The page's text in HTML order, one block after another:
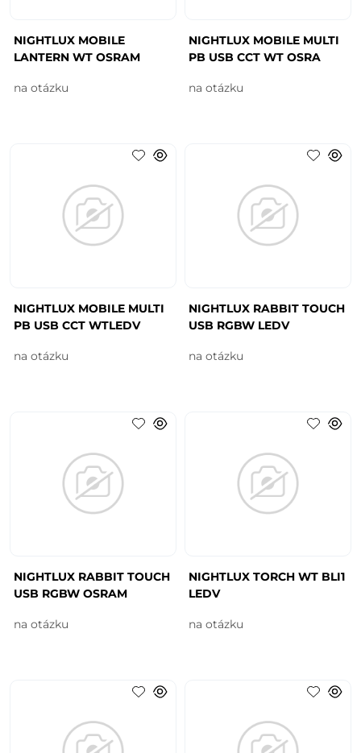
NIGHTLUX MOBILE
LANTERN WT OSRAM
na otázku
NIGHTLUX MOBILE MULTI
PB USB CCT WT OSRA
na otázku
NIGHTLUX MOBILE MULTI
PB USB CCT WTLEDV
na otázku
NIGHTLUX RABBIT TOUCH
USB RGBW LEDV
na otázku
NIGHTLUX RABBIT TOUCH
USB RGBW OSRAM
na otázku
NIGHTLUX TORCH WT BLI1
LEDV
na otázku